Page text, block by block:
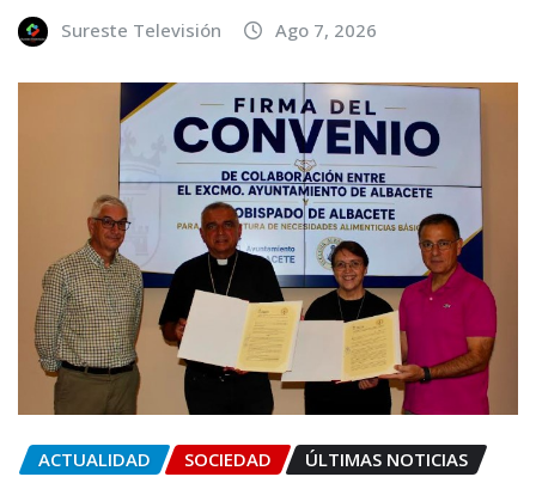
Sureste Televisión Ago 7, 2026
ACTUALIDAD SOCIEDAD ÚLTIMAS NOTICIAS